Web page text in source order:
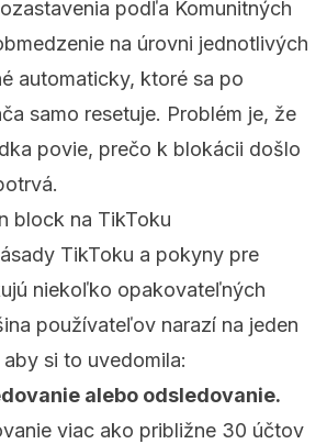
podľa Komunitných
na úrovni jednotlivých
automaticky, ktoré sa po
samo resetuje. Problém je, že
povie, prečo k blokácii došlo
block na TikToku
TikToku a pokyny pre
niekoľko opakovateľných
používateľov narazí na jeden
si to uvedomila:
alebo odsledovanie.
viac ako približne 30 účtov